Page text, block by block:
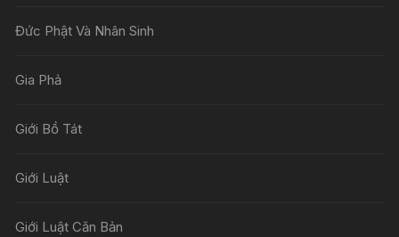
Đức Phật Và Nhân Sinh
Gia Phả
Giới Bồ Tát
Giới Luật
Giới Luật Căn Bản